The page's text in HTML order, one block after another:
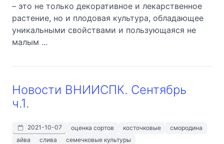
– это не только декоративное и лекарственное
растение, но и плодовая культура, обладающее
уникальными свойствами и пользующаяся не
малым ...
Новости ВНИИСПК. Сентябрь
ч.1.
2021-10-07 оценка сортов косточковые
смородина
айва
слива семечковые культуры